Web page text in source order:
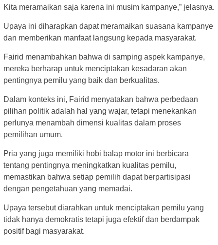
Kita meramaikan saja karena ini musim kampanye,” jelasnya.
Upaya ini diharapkan dapat meramaikan suasana kampanye
dan memberikan manfaat langsung kepada masyarakat.
Fairid menambahkan bahwa di samping aspek kampanye,
mereka berharap untuk menciptakan kesadaran akan
pentingnya pemilu yang baik dan berkualitas.
Dalam konteks ini, Fairid menyatakan bahwa perbedaan
pilihan politik adalah hal yang wajar, tetapi menekankan
perlunya menambah dimensi kualitas dalam proses
pemilihan umum.
Pria yang juga memiliki hobi balap motor ini berbicara
tentang pentingnya meningkatkan kualitas pemilu,
memastikan bahwa setiap pemilih dapat berpartisipasi
dengan pengetahuan yang memadai.
Upaya tersebut diarahkan untuk menciptakan pemilu yang
tidak hanya demokratis tetapi juga efektif dan berdampak
positif bagi masyarakat.